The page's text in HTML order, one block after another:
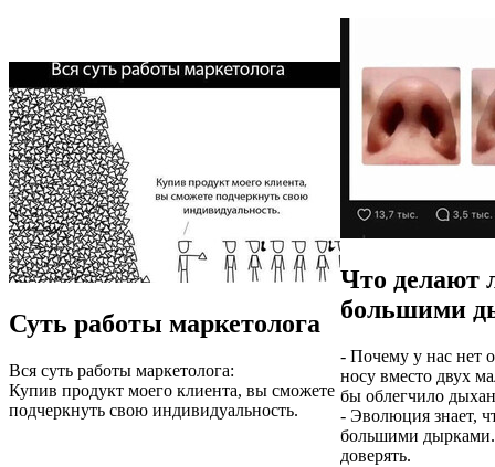
Суть работы маркетолога
Вся суть работы маркетолога:
Купив продукт моего клиента, вы сможете
подчеркнуть свою индивидуальность.
Что делают
большими
- Почему у нас нет
носу вместо двух
бы облегчило
- Эволюция знает,
большими дырками.
доверять.